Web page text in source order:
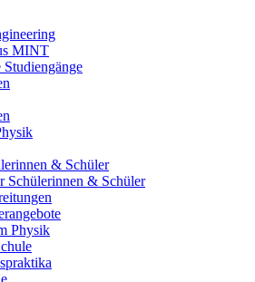
MINT
& Schüler
Schülerinnen & Schüler
Physik